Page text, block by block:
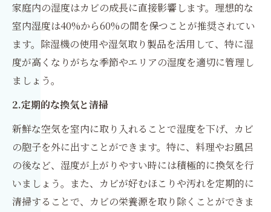
家庭内の湿度はカビの成長に直接影響します。理想的な
室内湿度は40%から60%の間を保つことが推奨されてい
ます。除湿機の使用や湿気取り製品を活用して、特に湿
度が高くなりがちな季節やエリアの湿度を適切に管理し
ましょう。
2.定期的な換気と清掃
新鮮な空気を室内に取り入れることで湿度を下げ、カビ
の胞子を外に出すことができます。特に、料理やお風呂
の後など、湿度が上がりやすい時には積極的に換気を行
いましょう。また、カビが好むほこりや汚れを定期的に
清掃することで、カビの栄養源を取り除くことができま